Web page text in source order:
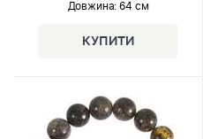
Довжина: 64 см